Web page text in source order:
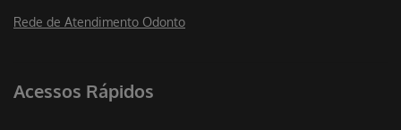
Rede de Atendimento Odonto
Acessos Rápidos